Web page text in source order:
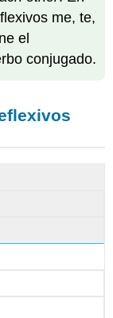
me, te,
el
conjugado.